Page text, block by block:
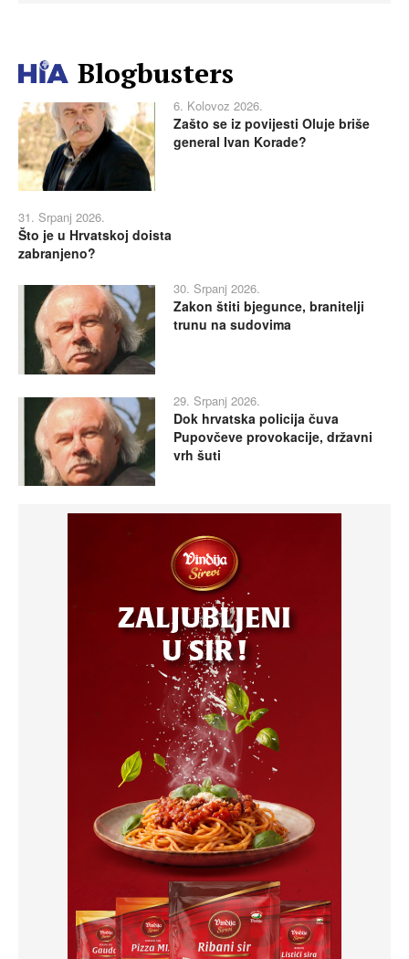
Blogbusters
6. Kolovoz 2026.
Zašto se iz povijesti Oluje briše
general Ivan Korade?
31. Srpanj 2026.
Što je u Hrvatskoj doista
zabranjeno?
30. Srpanj 2026.
Zakon štiti bjegunce, branitelji
trunu na sudovima
29. Srpanj 2026.
Dok hrvatska policija čuva
Pupovčeve provokacije, državni
vrh šuti